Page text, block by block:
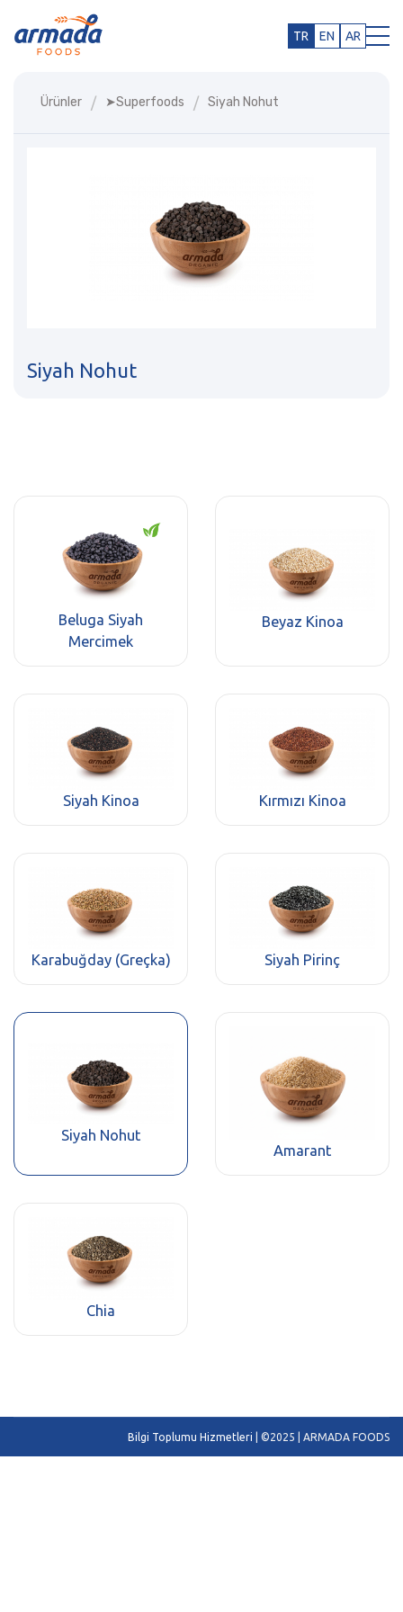
TR EN AR
Ürünler ➤superfoods Siyah Nohut
Siyah Nohut
Beluga Siyah
Mercimek
Beyaz Kinoa
Siyah Kinoa Kırmızı Kinoa
Karabuğday (Greçka) Siyah Pirinç
Siyah Nohut
Amarant
Chia
Bilgi Toplumu Hizmetleri | ©2025 | ARMADA FOODS